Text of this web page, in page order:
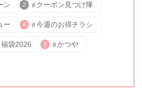
ン 2 クーポン見つけ隊
ー 4 今週のお得チラシ
福袋2026 7 かつや